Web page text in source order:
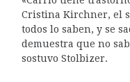
Cristina Kirchner, el
todos lo saben, y se
demuestra que no
sostuvo Stolbizer.